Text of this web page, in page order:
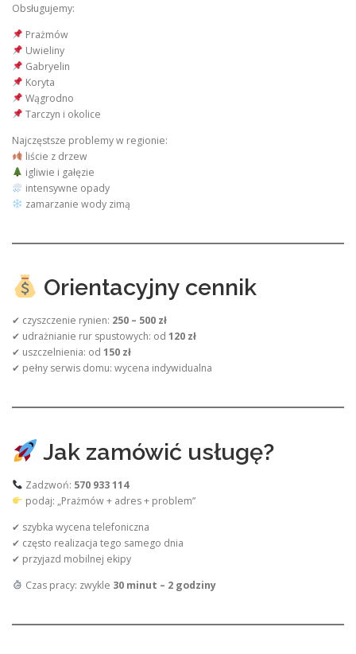
Obsługujemy:
Prażmów
Uwieliny
Gabryelin
Koryta
Wągrodno
Tarczyn i okolice
Najczęstsze problemy w regionie:
liście z drzew
igliwie i gałęzie
intensywne opady
zamarzanie wody zimą
Orientacyjny cennik
✔ czyszczenie rynien: 250 – 500 zł
✔ udrażnianie rur spustowych: od 120 zł
✔ uszczelnienia: od 150 zł
✔ pełny serwis domu: wycena indywidualna
Jak zamówić usługę?
Zadzwoń: 570 933 114
podaj: „Prażmów + adres + problem”
✔ szybka wycena telefoniczna
✔ często realizacja tego samego dnia
✔ przyjazd mobilnej ekipy
Czas pracy: zwykle 30 minut – 2 godziny